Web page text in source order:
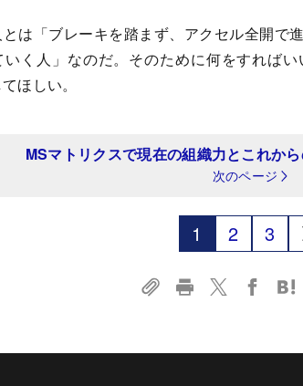
は「ブレーキを踏まず、アクセル全開で
いく人」なのだ。そのために何をすれば
ほしい。
MSマトリクスで現在の組織力とこれか
次のページ
1 2 3